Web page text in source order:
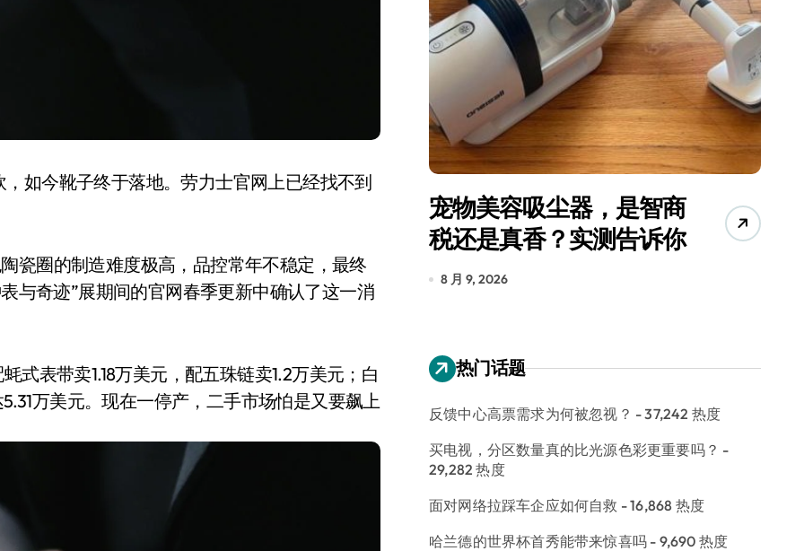
如今靴子终于落地。劳力士官网上已经找不到
瓷圈的制造难度极高，品控常年不稳定，最终
与奇迹”展期间的官网春季更新中确认了这一消
式表带卖1.18万美元，配五珠链卖1.2万美元；白
万美元。现在一停产，二手市场怕是又要飙上
8 月 9, 2026
宠物美容吸尘器，是智商
税还是真香？实测告诉你
8 月 9, 2026
热门话题
反馈中心高票需求为何被忽视？ - 37,242 热度
买电视，分区数量真的比光源色彩更重要吗？ -
29,282 热度
面对网络拉踩车企应如何自救 - 16,868 热度
哈兰德的世界杯首秀能带来惊喜吗 - 9,690 热度